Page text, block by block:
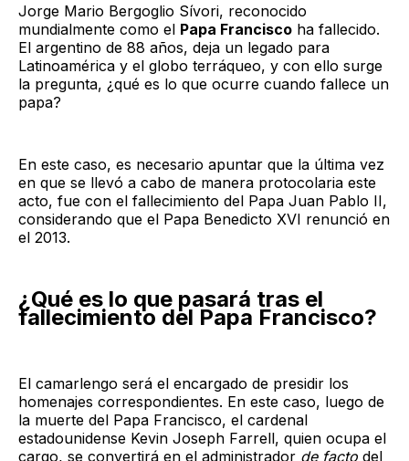
Jorge Mario Bergoglio Sívori, reconocido
mundialmente como el Papa Francisco ha fallecido.
El argentino de 88 años, deja un legado para
Latinoamérica y el globo terráqueo, y con ello surge
la pregunta, ¿qué es lo que ocurre cuando fallece un
papa?
En este caso, es necesario apuntar que la última vez
en que se llevó a cabo de manera protocolaria este
acto, fue con el fallecimiento del Papa Juan Pablo II,
considerando que el Papa Benedicto XVI renunció en
el 2013.
¿Qué es lo que pasará tras el
fallecimiento del Papa Francisco?
El camarlengo será el encargado de presidir los
homenajes correspondientes. En este caso, luego de
la muerte del Papa Francisco, el cardenal
estadounidense Kevin Joseph Farrell, quien ocupa el
cargo, se convertirá en el administrador de facto del